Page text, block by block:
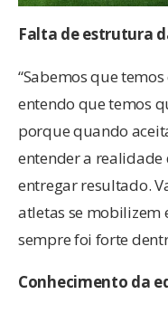
Falta de estrutura
“Sabemos que
entendo que temos
porque quando
entender a
entregar resultado.
atletas se mobilizem
sempre foi forte
Conhecimento da